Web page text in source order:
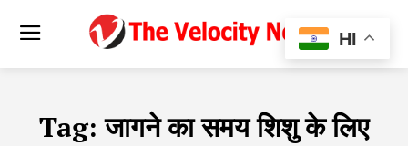
Tag:जागने का समय शिशु के लिए
HI